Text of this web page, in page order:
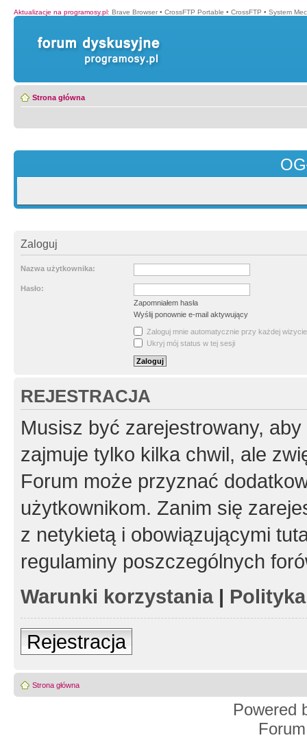
Aktualizacje na programosy.pl: Brave Browser • CrossFTP Portable • CrossFTP • System
Strona główna
Zaloguj
Nazwa użytkownika:
Hasło:
Zapomniałem hasła
Wyślij ponownie e-mail aktywujący
Zaloguj mnie automatycznie przy każdej wizycie
Ukryj mój status w tej sesji
REJESTRACJA
Musisz być zarejestrowany,
zajmuje tylko kilka chwil, ale
Forum może przyznać
użytkownikom. Zanim się
z netykietą i obowiązującymi
regulaminy poszczególnych
Warunki korzystania|
Rejestracja
Strona główna
Powered